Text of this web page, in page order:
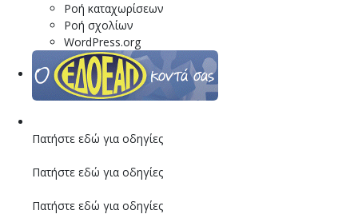
Ροή καταχωρίσεων
Ροή σχολίων
WordPress.org
Πατήστε εδώ για οδηγίες
Πατήστε εδώ για οδηγίες
Πατήστε εδώ για οδηγίες